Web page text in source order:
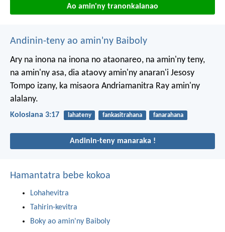
Ao amin'ny tranonkalanao
Andinin-teny ao amin'ny Baiboly
Ary na inona na inona no ataonareo, na amin'ny teny,
na amin'ny asa, dia ataovy amin'ny anaran'i Jesosy
Tompo izany, ka misaora Andriamanitra Ray amin'ny
alalany.
Kolosiana 3:17 lahateny fankasitrahana fanarahana
Andinin-teny manaraka !
Hamantatra bebe kokoa
Lohahevitra
Tahirin-kevitra
Boky ao amin'ny Baiboly